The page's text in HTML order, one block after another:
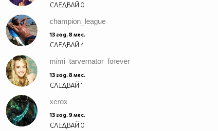
СЛЕДВАЙ 0
champion_league
13 год. 8 мес.
СЛЕДВАЙ4
mimi_tarvernator_forever
13 год. 8 мес.
СЛЕДВАЙ1
xerox
13 год. 9 мес.
СЛЕДВАЙ 0